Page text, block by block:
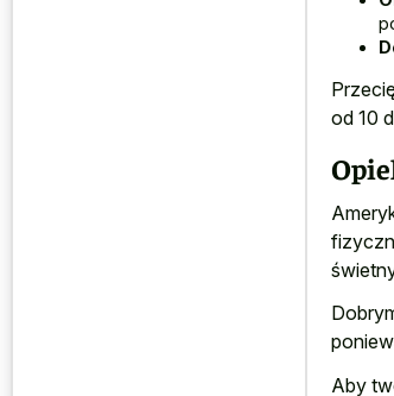
od 10
Aby